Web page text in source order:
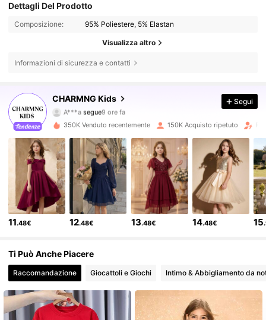
Dettagli Del Prodotto
Composizione: 95% Poliestere, 5% Elastan
Visualizza altro
Informazioni di sicurezza e contatti
CHARMNG Kids
segue
9 ore fa
j***vsta navigando
4.82
127K Follower
4.82 127K Follower
4.82 127K Follower
4.82 127K Follower
4.82 127K Follower
Segui
350K Venduto recentemente 150K Acquisto ripetuto
11.48€ 12.48€ 13.48€ 14.48€ 15
Ti Può Anche Piacere
Raccomandazione Giocattoli e Giochi Intimo & Abbigliamento da